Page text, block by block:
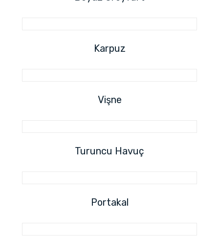
Karpuz
Vişne
Turuncu Havuç
Portakal